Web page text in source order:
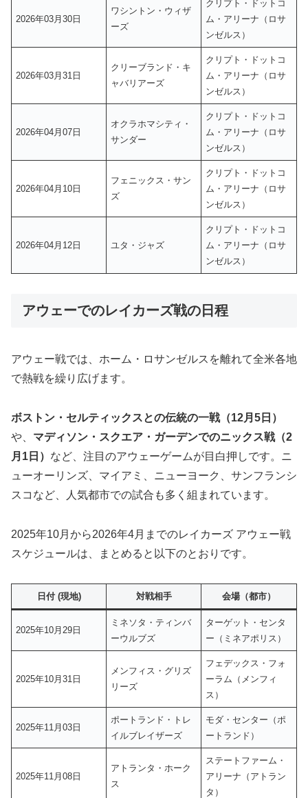
2026年03月30日
ワシントン・ウィザ
ーズ
クリプト・ドットコ
ム・アリーナ（ロサ
ンゼルス）
2026年03月31日
クリーブランド・キ
ャバリアーズ
クリプト・ドットコ
ム・アリーナ（ロサ
ンゼルス）
2026年04月07日
オクラホマシティ・
サンダー
クリプト・ドットコ
ム・アリーナ（ロサ
ンゼルス）
2026年04月10日
フェニックス・サン
ズ
クリプト・ドットコ
ム・アリーナ（ロサ
ンゼルス）
2026年04月12日 ユタ・ジャズ
クリプト・ドットコ
ム・アリーナ（ロサ
ンゼルス）
アウェーでのレイカーズ戦の日程
アウェー戦では、ホーム・ロサンゼルスを離れて全米各地
で熱戦を繰り広げます。
ボストン・セルティックスとの伝統の一戦（12月5日）
や、 マディソン・スクエア・ガーデンでのニックス戦（2
月1日） など、注目のアウェーゲームが目白押しです。ニ
ューオーリンズ、マイアミ、ニューヨーク、サンフランシ
スコなど、人気都市での試合も多く組まれています。
2025年10月から2026年4月までのレイカーズ アウェー戦
スケジュールは、まとめると以下のとおりです。
日付 (現地) 対戦相手 会場（都市）
2025年10月29日
ミネソタ・ティンバ
ーウルブズ
ターゲット・センタ
ー（ミネアポリス）
2025年10月31日
メンフィス・グリズ
リーズ
フェデックス・フォ
ーラム（メンフィ
ス）
2025年11月03日
ポートランド・トレ
イルブレイザーズ
モダ・センター（ポ
ートランド）
2025年11月08日
アトランタ・ホーク
ス
ステートファーム・
アリーナ（アトラン
タ）